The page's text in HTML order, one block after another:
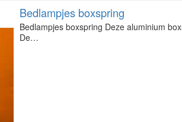
Bedlampjes boxspring
Bedlampjes boxspring Deze aluminium
De…